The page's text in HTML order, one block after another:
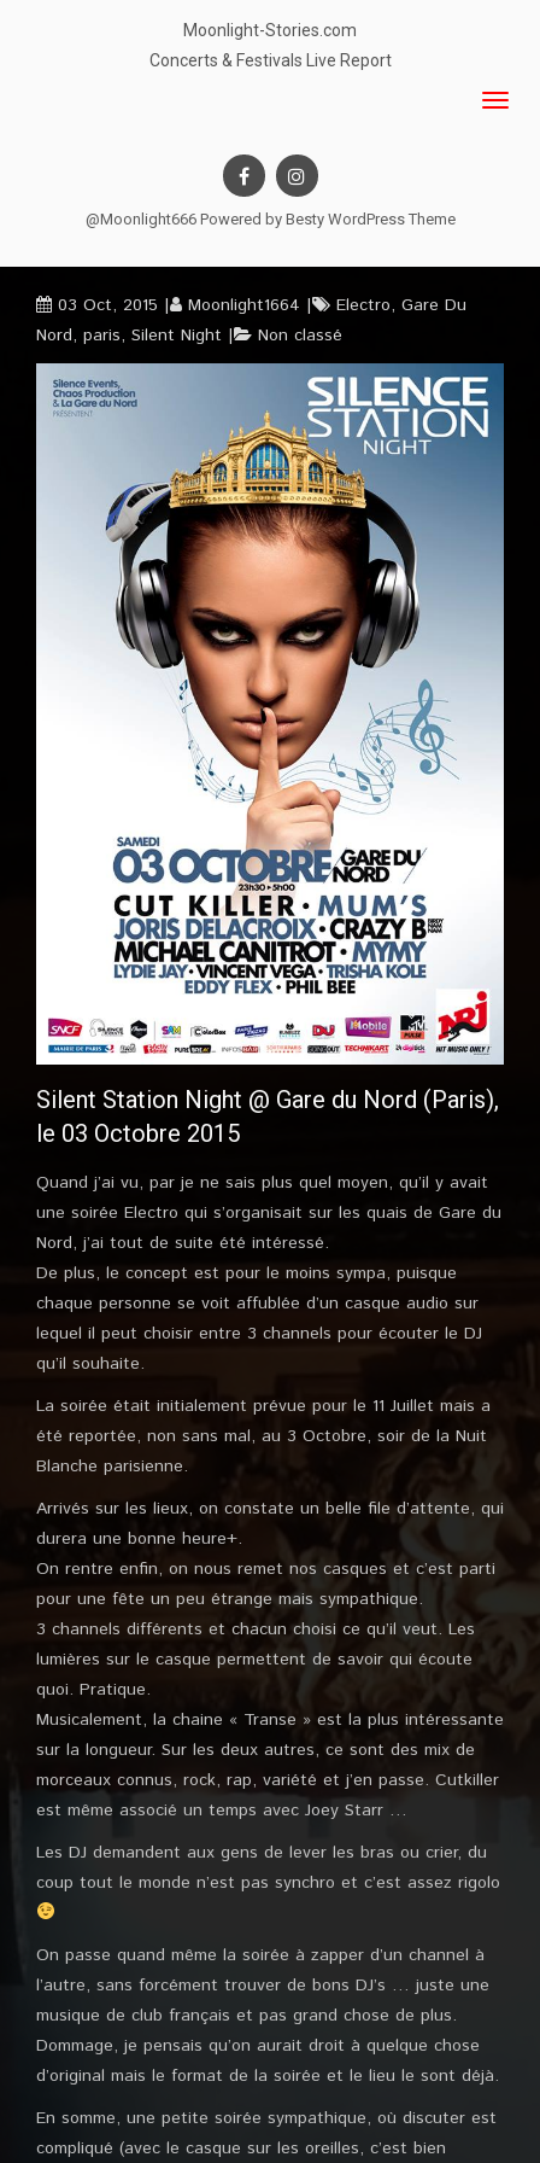
Moonlight-Stories.com
Concerts & Festivals Live Report
@Moonlight666 Powered by Besty WordPress Theme
03 Oct, 2015 Moonlight1664 Electro, Gare Du
Nord, paris, Silent Night Non classé
Silent Station Night @ Gare du Nord (Paris),
le 03 Octobre 2015
Quand j’ai vu, par je ne sais plus quel moyen, qu’il y avait
une soirée Electro qui s’organisait sur les quais de Gare du
Nord, j’ai tout de suite été intéressé.
De plus, le concept est pour le moins sympa, puisque
chaque personne se voit affublée d’un casque audio sur
lequel il peut choisir entre 3 channels pour écouter le DJ
qu’il souhaite.
La soirée était initialement prévue pour le 11 Juillet mais a
été reportée, non sans mal, au 3 Octobre, soir de la Nuit
Blanche parisienne.
Arrivés sur les lieux, on constate un belle file d’attente, qui
durera une bonne heure+.
On rentre enfin, on nous remet nos casques et c’est parti
pour une fête un peu étrange mais sympathique.
3 channels différents et chacun choisi ce qu’il veut. Les
lumières sur le casque permettent de savoir qui écoute
quoi. Pratique.
Musicalement, la chaine « Transe » est la plus intéressante
sur la longueur. Sur les deux autres, ce sont des mix de
morceaux connus, rock, rap, variété et j’en passe. Cutkiller
est même associé un temps avec Joey Starr …
Les DJ demandent aux gens de lever les bras ou crier, du
coup tout le monde n’est pas synchro et c’est assez rigolo
On passe quand même la soirée à zapper d’un channel à
l’autre, sans forcément trouver de bons DJ’s … juste une
musique de club français et pas grand chose de plus.
Dommage, je pensais qu’on aurait droit à quelque chose
d’original mais le format de la soirée et le lieu le sont déjà.
En somme, une petite soirée sympathique, où discuter est
compliqué (avec le casque sur les oreilles, c’est bien